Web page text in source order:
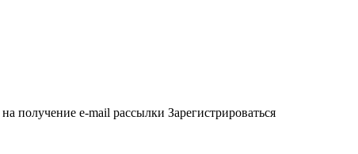
на получение e-mail рассылки Зарегистрироваться